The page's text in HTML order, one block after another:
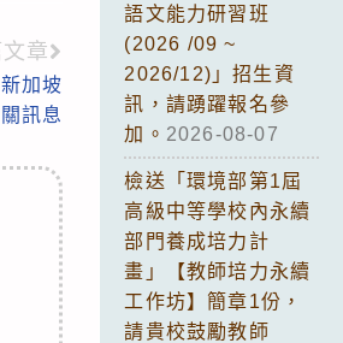
章
加坡
訊息
語文能力研習班
(2026 /09 ~
2026/12)」招生資
訊，請踴躍報名參
加。 2026-08-07
檢送「環境部第1屆
高級中等學校內永續
部門養成培力計
畫」【教師培力永續
工作坊】簡章1份，
請貴校鼓勵教師